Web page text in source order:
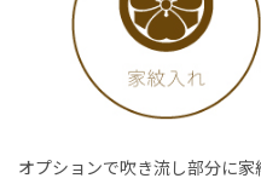
オプションで吹き流し部分に